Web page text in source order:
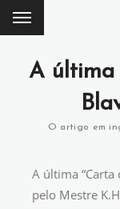
A última
O artigo em
A última
pelo Mestre